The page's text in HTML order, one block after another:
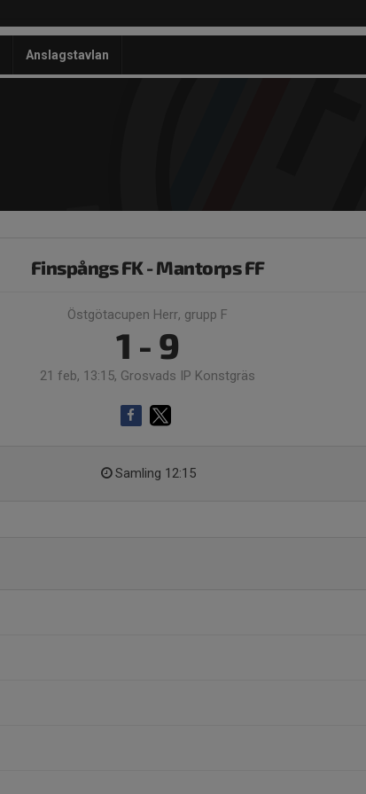
Anslagstavlan
Finspångs FK - Mantorps FF
Östgötacupen Herr, grupp F
1 - 9
21 feb, 13:15, Grosvads IP Konstgräs
Samling 12:15